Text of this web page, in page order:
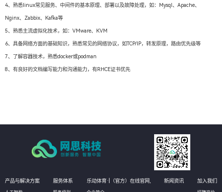
4、熟悉linux常见服务、中间件的基本原理、部署以及故障处理，如：Mysql、Apache、
Nginx、Zabbix、Kafka等
5、熟悉主流虚拟化技术，如：VMware、KVM
6、具备网络方面的基础知识，熟悉常见的网络协议，如TCP/IP，转发原理，路由优先级等
7、了解容器技术，熟悉docker或podman
8、有良好的文档编写能力和沟通能力，有RHCE证书优先
产品与解决方案 服务体系 乐动体育·|（官方）在线官网, 新闻资讯 加入我们